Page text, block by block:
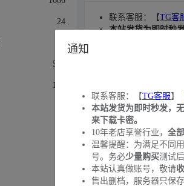
24
572
165
联系客服：【TG客
本站发货为即时秒
温馨提醒：为满足
近期发现有黑客扫
重要卡密请自行修
商品列表
通知
联系客服：【TG客服】
本站发货为即时秒发，
来下载卡密。
10年老店享誉行业， 全
温馨提醒：为满足不同
号。务必少量购买测试
本站认真做账号，敬请
售出删档，服务器只保